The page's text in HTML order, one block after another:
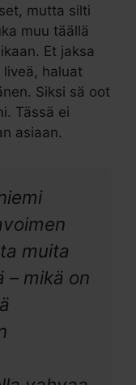
mutta silti
muu täällä
Et jaksa
haluat
Siksi sä oot
Tässä ei
asiaan.
muita
– mikä on